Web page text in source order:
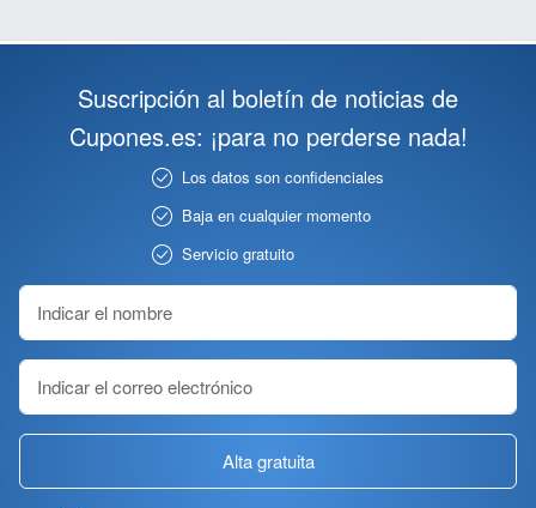
Suscripción al boletín de noticias de
Cupones.es: ¡para no perderse nada!
Los datos son confidenciales
Baja en cualquier momento
Servicio gratuito
Alta gratuita